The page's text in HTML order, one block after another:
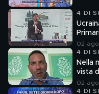
4 DI
02
4 DI
Nella
vista
02
4 DI